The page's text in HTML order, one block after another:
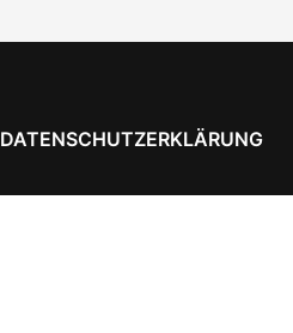
DATENSCHUTZERKLÄRUNG